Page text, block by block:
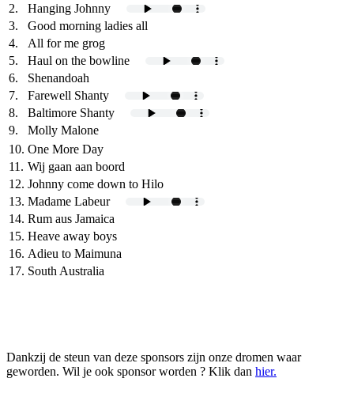
2.
Hanging Johnny
3.
Good morning ladies all
4.
All for me grog
5.
Haul on the bowline
6.
Shenandoah
7.
Farewell Shanty
8.
Baltimore Shanty
9.
Molly Malone
10. One More Day
11. Wij gaan aan boord
12. Johnny come down to Hilo
13. Madame Labeur
14. Rum aus Jamaica
15. Heave away boys
16. Adieu to Maimuna
17. South Australia
Dankzij de steun van deze sponsors zijn onze dromen waar
geworden. Wil je ook sponsor worden ? Klik dan hier.